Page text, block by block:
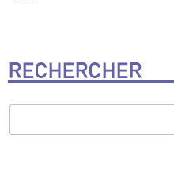
RECHERCHER